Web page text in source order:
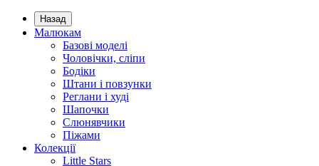
Назад
Малюкам
Базові моделі
Чоловічки, сліпи
Бодіки
Штани і повзунки
Реглани і худі
Шапочки
Слюнявчики
Піжами
Колекції
Little Stars